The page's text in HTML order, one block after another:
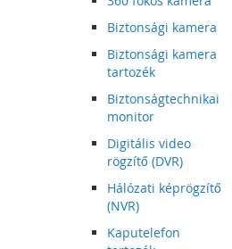
Biztonsági kamera
Biztonsági kamera
tartozék
Biztonságtechnikai
monitor
Digitális video
rögzítő (DVR)
Hálózati képrögzítő
(NVR)
Kaputelefon